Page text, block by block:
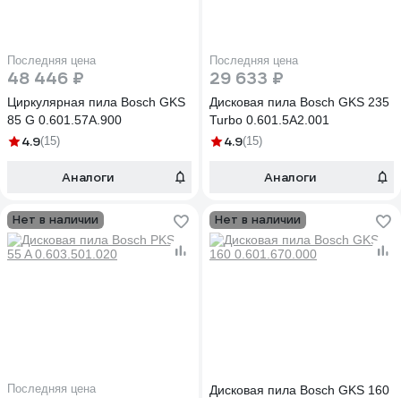
Последняя цена
48 446 ₽
Циркулярная пила Bosch GKS
85 G 0.601.57A.900
4.9(15)
Аналоги
Последняя цена
29 633 ₽
Дисковая пила Bosch GKS 235
Turbo 0.601.5A2.001
4.9(15)
Аналоги
Нет в наличии
Последняя цена
Нет в наличии
Дисковая пила Bosch GKS 160